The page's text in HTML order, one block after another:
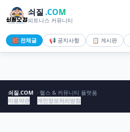
쇠질 .COM
피트니스 커뮤니티
🧱 전체글 📢 공지사항 📋 게시판
쇠질.COM · 헬스 & 커뮤니티 플랫폼
이용약관
개인정보처리방침